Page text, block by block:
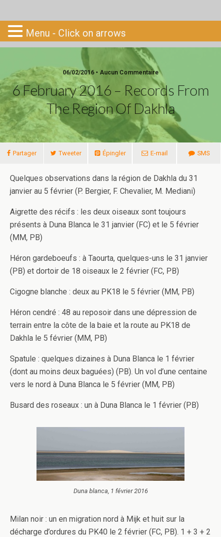
Go-South
06/02/2016 • Aucun Commentaire
6 February 2016 – Records From
The Region Of Dakhla
Partager Tweeter Épingler E-mail SMS
Quelques observations dans la région de Dakhla du 31
janvier au 5 février (P. Bergier, F. Chevalier, M. Mediani)
Aigrette des récifs : les deux oiseaux sont toujours
présents à Duna Blanca le 31 janvier (FC) et le 5 février
(MM, PB)
Héron gardeboeufs : à Taourta, quelques-uns le 31 janvier
(PB) et dortoir de 18 oiseaux le 2 février (FC, PB)
Cigogne blanche : deux au PK18 le 5 février (MM, PB)
Héron cendré : 48 au reposoir dans une dépression de
terrain entre la côte de la baie et la route au PK18 de
Dakhla le 5 février (MM, PB)
Spatule : quelques dizaines à Duna Blanca le 1 février
(dont au moins deux baguées) (PB). Un vol d’une centaine
vers le nord à Duna Blanca le 5 février (MM, PB)
Busard des roseaux : un à Duna Blanca le 1 février (PB)
Duna blanca, 1 février 2016
Milan noir : un en migration nord à Mijk et huit sur la
décharge d’ordures du PK40 le 2 février (FC, PB). 1 + 3 + 2
Menu - Click on arrows